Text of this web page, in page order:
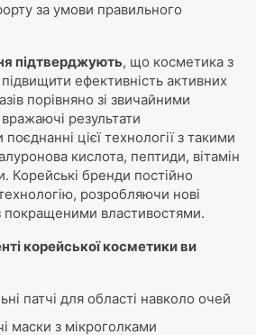
за умови правильного
підтверджують, що косметика з
ефективність активних
порівняно зі звичайними
результати
цієї технології з такими
кислота, пептиди, вітамін
Корейські бренди постійно
розробляючи нові
покращеними властивостями.
корейської косметики ви
патчі для області навколо очей
маски з мікроголками